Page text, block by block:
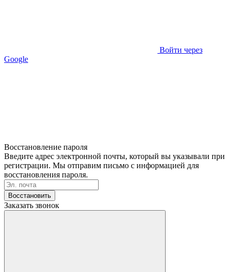
Войти через
Google
Восстановление пароля
Введите адрес электронной почты, который вы указывали при
регистрации. Мы отправим письмо с информацией для
восстановления пароля.
Восстановить
Заказать звонок